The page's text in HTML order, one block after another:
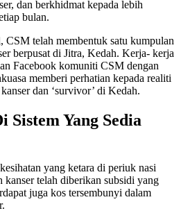
dan berkhidmat kepada lebih
bulan.
CSM telah membentuk satu kumpulan
berpusat di Jitra, Kedah. Kerja- kerja
Facebook komuniti CSM dengan
memberi perhatian kepada realiti
dan ‘survivor’ di Kedah.
Sistem Yang Sedia
yang ketara di periuk nasi
kanser telah diberikan subsidi yang
juga kos tersembunyi dalam